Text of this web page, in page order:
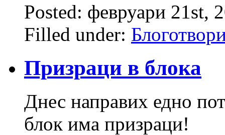
Posted: февруари 21st,
Filled under:
Призраци в блока
Днес направих едно
блок има призраци!